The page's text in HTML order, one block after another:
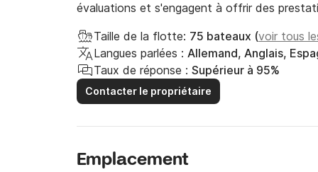
évaluations et s'engagent à offrir des
Taille de la flotte: 75 bateaux (voir tous
Langues parlées : Allemand, Anglais,
Taux de réponse : Supérieur à 95%
Contacter le propriétaire
Emplacement